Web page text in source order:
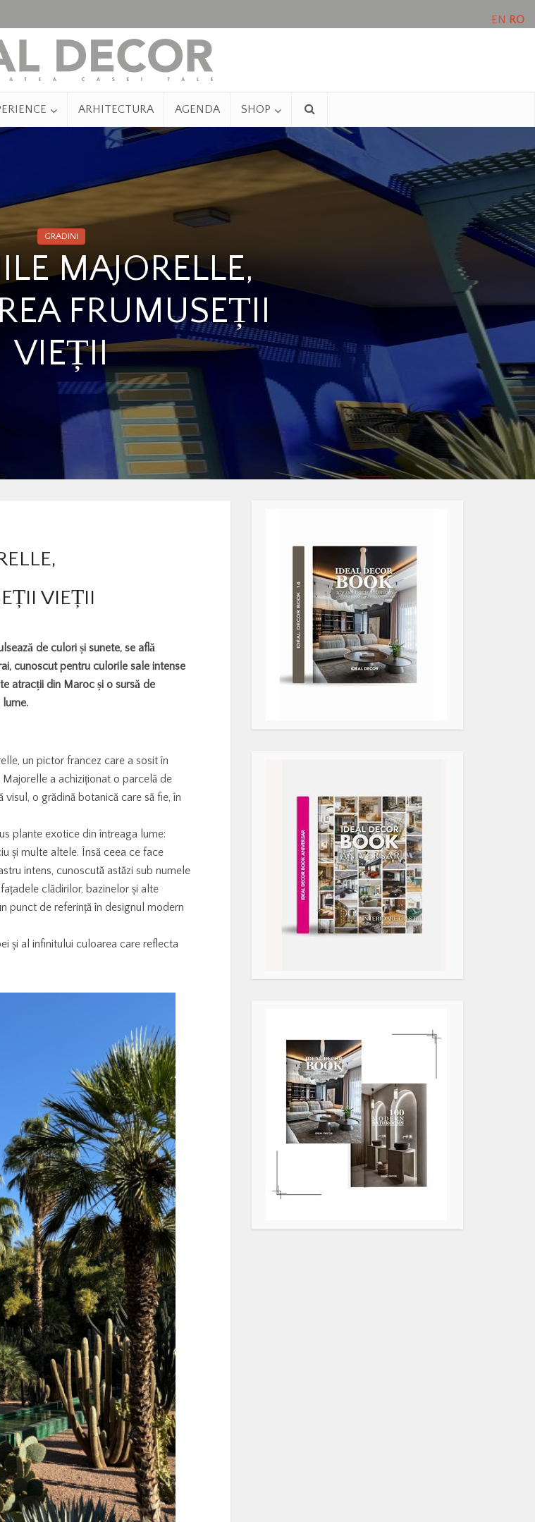
ARHITECTURA AGENDA SHOP
GRADINI
MAJORELLE,
FRUMUSEȚII
VIEȚII
VIEȚII
de culori și sunete, se află
cunoscut pentru culorile sale intense
atracții din Maroc și o sursă de
lume.
un pictor francez care a sosit în
Majorelle a achiziționat o parcelă de
o grădină botanică care să fie, în
plante exotice din întreaga lume:
și multe altele. Însă ceea ce face
intens, cunoscută astăzi sub numele
clădirilor, bazinelor și alte
punct de referință în designul modern
și al infinitului culoarea care reflecta
EN RO